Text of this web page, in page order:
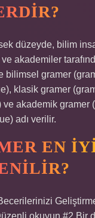
düzeyde, bilim
akademiler
bilimsel gramer
klasik gramer
ve akademik gramer
adı verilir.
EN
okuyun.#2 Bir